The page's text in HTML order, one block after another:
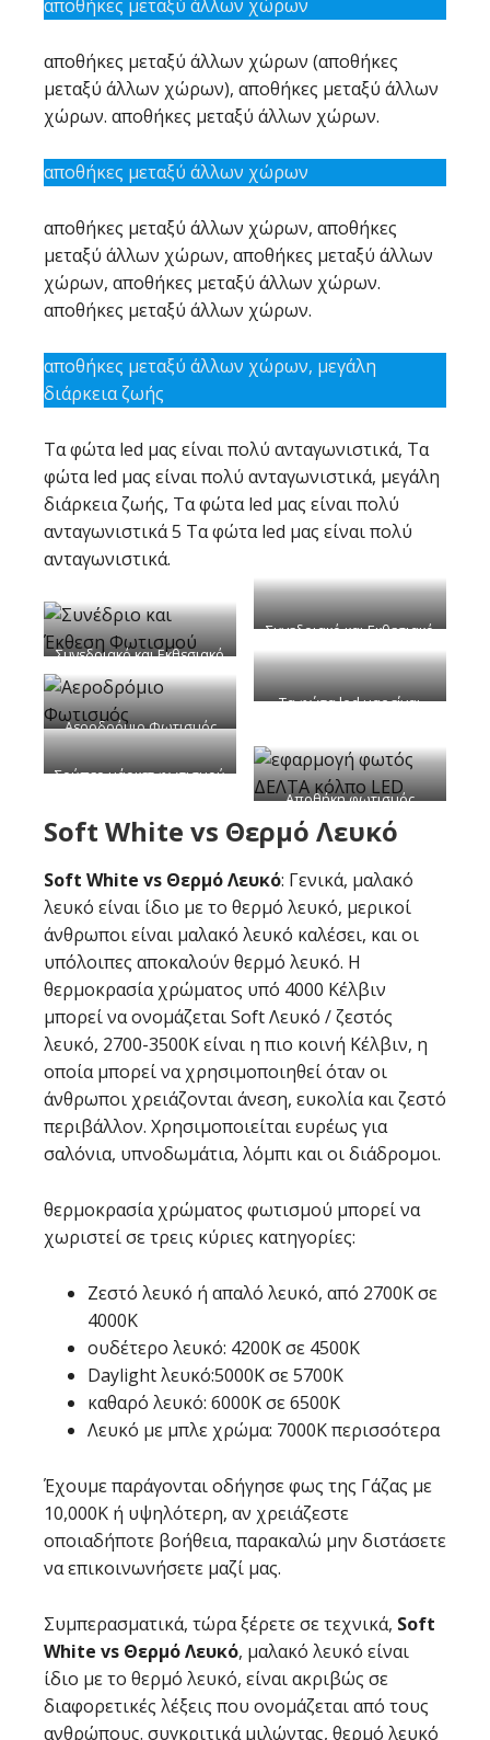
αποθήκες μεταξύ άλλων χώρων
αποθήκες μεταξύ άλλων χώρων (αποθήκες
μεταξύ άλλων χώρων), αποθήκες μεταξύ άλλων
χώρων. αποθήκες μεταξύ άλλων χώρων.
αποθήκες μεταξύ άλλων χώρων
αποθήκες μεταξύ άλλων χώρων, αποθήκες
μεταξύ άλλων χώρων, αποθήκες μεταξύ άλλων
χώρων, αποθήκες μεταξύ άλλων χώρων.
αποθήκες μεταξύ άλλων χώρων.
αποθήκες μεταξύ άλλων χώρων, μεγάλη
διάρκεια ζωής
Τα φώτα led μας είναι πολύ ανταγωνιστικά, Τα
φώτα led μας είναι πολύ ανταγωνιστικά, μεγάλη
διάρκεια ζωής, Τα φώτα led μας είναι πολύ
ανταγωνιστικά 5 Τα φώτα led μας είναι πολύ
ανταγωνιστικά.
Συνεδριακό και Εκθεσιακό
Κέντρο Φωτισμού
Συνεδριακό και Εκθεσιακό
Κέντρο Φωτισμού
Αεροδρόμιο Φωτισμός
Τα φώτα led μας είναι
Σούπερ μάρκετ φωτισμού
Αποθήκη φωτισμός
Soft White vs Θερμό Λευκό
Soft White vs Θερμό Λευκό: Γενικά, μαλακό
λευκό είναι ίδιο με το θερμό λευκό, μερικοί
άνθρωποι είναι μαλακό λευκό καλέσει, και οι
υπόλοιπες αποκαλούν θερμό λευκό. Η
θερμοκρασία χρώματος υπό 4000 Κέλβιν
μπορεί να ονομάζεται Soft Λευκό / ζεστός
λευκό, 2700-3500K είναι η πιο κοινή Κέλβιν, η
οποία μπορεί να χρησιμοποιηθεί όταν οι
άνθρωποι χρειάζονται άνεση, ευκολία και ζεστό
περιβάλλον. Χρησιμοποιείται ευρέως για
σαλόνια, υπνοδωμάτια, λόμπι και οι διάδρομοι.
θερμοκρασία χρώματος φωτισμού μπορεί να
χωριστεί σε τρεις κύριες κατηγορίες:
Ζεστό λευκό ή απαλό λευκό, από 2700K σε
4000K
ουδέτερο λευκό: 4200Κ σε 4500K
Daylight λευκό:5000Κ σε 5700K
καθαρό λευκό: 6000Κ σε 6500K
Λευκό με μπλε χρώμα: 7000K περισσότερα
Έχουμε παράγονται οδήγησε φως της Γάζας με
10,000K ή υψηλότερη, αν χρειάζεστε
οποιαδήποτε βοήθεια, παρακαλώ μην διστάσετε
να επικοινωνήσετε μαζί μας.
Συμπερασματικά, τώρα ξέρετε σε τεχνικά, Soft
White vs Θερμό Λευκό, μαλακό λευκό είναι
ίδιο με το θερμό λευκό, είναι ακριβώς σε
διαφορετικές λέξεις που ονομάζεται από τους
ανθρώπους. συγκριτικά μιλώντας, θερμό λευκό